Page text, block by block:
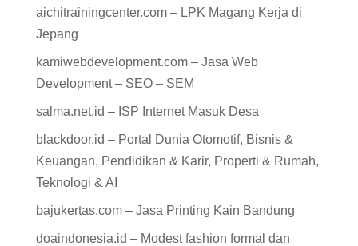
aichitrainingcenter.com – LPK Magang Kerja di
Jepang
kamiwebdevelopment.com – Jasa Web
Development – SEO – SEM
salma.net.id – ISP Internet Masuk Desa
blackdoor.id – Portal Dunia Otomotif, Bisnis &
Keuangan, Pendidikan & Karir, Properti & Rumah,
Teknologi & AI
bajukertas.com – Jasa Printing Kain Bandung
doaindonesia.id – Modest fashion formal dan